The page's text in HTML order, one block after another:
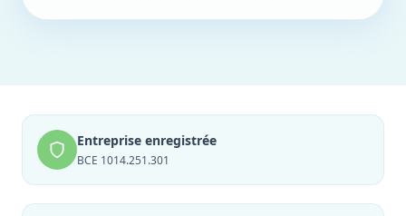
Entreprise enregistrée
BCE 1014.251.301